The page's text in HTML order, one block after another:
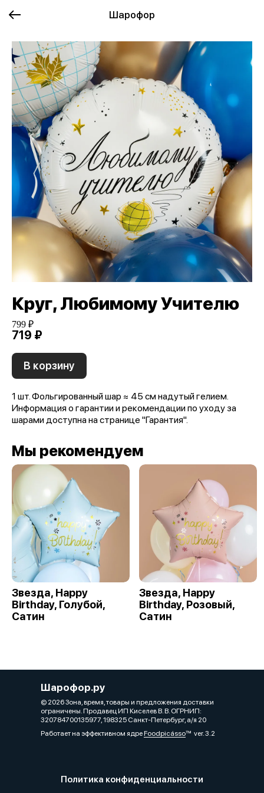
Шарофор
Круг, Любимому Учителю
799 ₽
719 ₽
В корзину
1 шт. Фольгированный шар ≈ 45 см надутый гелием.
Информация о гарантии и рекомендации по уходу за
шарами доступна на странице "Гарантия".
Мы рекомендуем
Звезда, Happy
Birthday, Голубой,
Сатин
Звезда, Happy
Birthday, Розовый,
Сатин
Шарофор.ру
© 2026 Зона, время, товары и предложения доставки
ограничены. Продавец ИП Киселев В. В. ОГРНИП:
320784700135977, 198325 Санкт-Петербург, а/я 20
Работает на эффективном ядреFoodpicássover. 3.2
Политика конфиденциальности